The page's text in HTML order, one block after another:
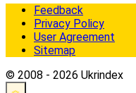
Feedback
Privacy Policy
User Agreement
Sitemap
© 2008 - 2026 Ukrindex